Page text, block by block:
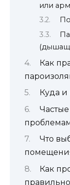
или
Как
Куда
Что
Как
правильно